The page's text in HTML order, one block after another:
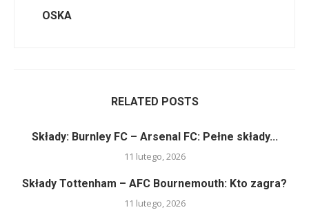
OSKA
RELATED POSTS
Składy: Burnley FC – Arsenal FC: Pełne składy...
11 lutego, 2026
Składy Tottenham – AFC Bournemouth: Kto zagra?
11 lutego, 2026